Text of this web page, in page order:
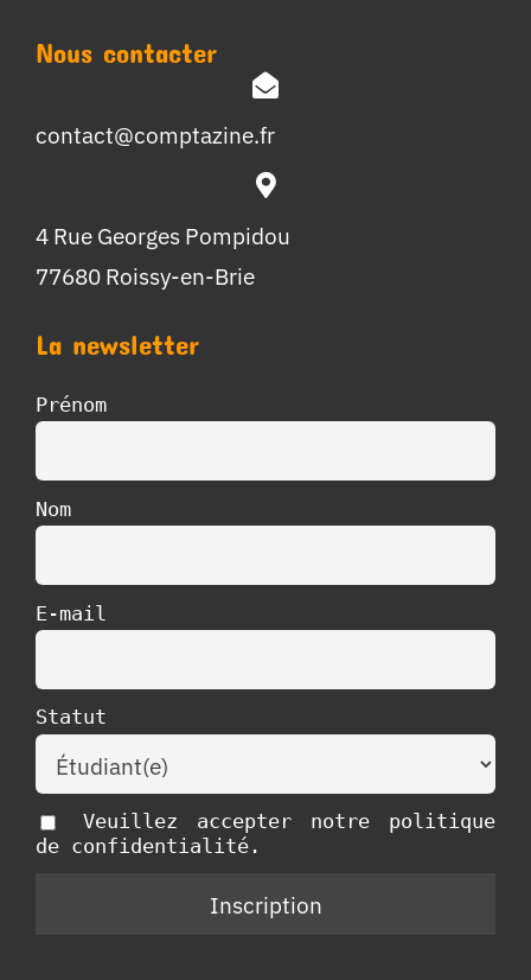
Nous contacter
contact@comptazine.fr
4 Rue Georges Pompidou
77680 Roissy-en-Brie
La newsletter
Prénom
Nom
E-mail
Statut
Veuillez accepter notre politique
de confidentialité.